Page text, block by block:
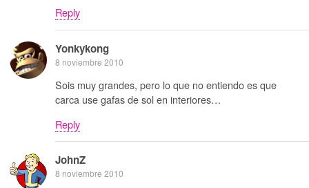
Reply
Yonkykong
8 noviembre 2010
Sois muy grandes, pero lo que no entiendo es que
carca use gafas de sol en interiores…
Reply
JohnZ
8 noviembre 2010